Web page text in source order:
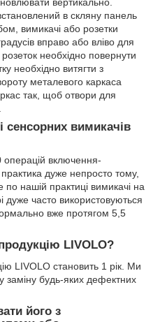
в скляну панель
вимикачі або розетки
вправо або вліво для
необхідно повернути
необхідно витягти з
металевого каркаса
так, щоб отвори для
сенсорних вимикачів
включення-
дуже непросто тому,
нашій практиці вимикачі на
дуже часто використовуються
вже протягом 5,5
LIVOLO?
LIVOLO становить 1 рік. Ми
заміну будь-яких дефектних
його з